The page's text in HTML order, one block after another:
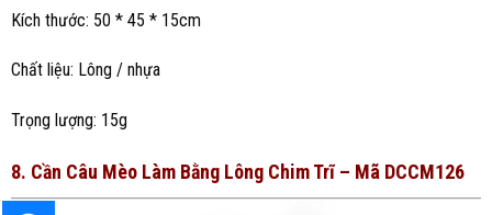
Kích thước: 50 * 45 * 15cm
Chất liệu: Lông / nhựa
Trọng lượng: 15g
8. Cần Câu Mèo Làm Bằng Lông Chim Trĩ – Mã DCCM126